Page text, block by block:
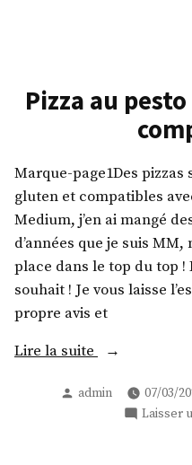
et
rapides »
Pizza au
Marque-page1Des pizzas
gluten et compatibles
Medium, j’en ai mangé
d’années que je suis
place dans le top du top !
souhait ! Je vous laisse
propre avis et
Lire la suite « Pizza
pesto
Medical
Publié
admin 07/03/
Laisser